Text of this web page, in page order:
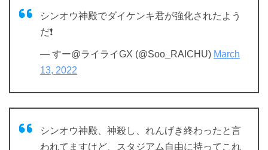
シンオウ神殿でダイケンキ君が強化されたよう
だ❗️
— すー@ライライGX (@Soo_RAICHU) March
13, 2022
シンオウ神殿、神殺し、れんげき終わったと言
われてますけど、スタジアム自由に持ってこれ